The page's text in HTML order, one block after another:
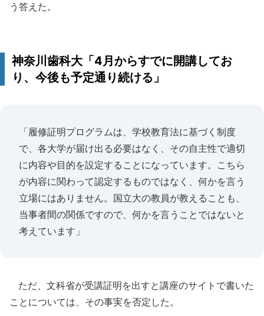
う答えた。
神奈川歯科大「4月からすでに開講してお
り、今後も予定通り続ける」
「履修証明プログラムは、学校教育法に基づく制度
で、各大学が届け出る必要はなく、その自主性で適切
に内容や目的を設定することになっています。こちら
が内容に関わって認定するものではなく、何かを言う
立場にはありません。国立大の教員が教えることも、
当事者間の関係ですので、何かを言うことではないと
考えています」
ただ、文科省が受講証明を出すと講座のサイトで書いた
ことについては、その事実を否定した。